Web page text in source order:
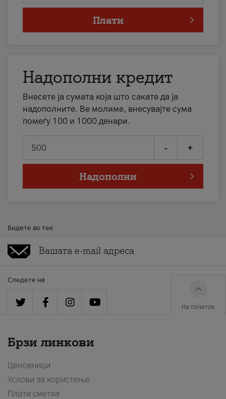
Плати
Надополни кредит
Внесете ја сумата која што сакате да ја
надополните. Ве молиме, внесувајте сума
помеѓу 100 и 1000 денари.
- +
Надополни
Бидете во тек
Следете нè
На почеток
Брзи линкови
Ценовници
Услови за користење
Плати сметка